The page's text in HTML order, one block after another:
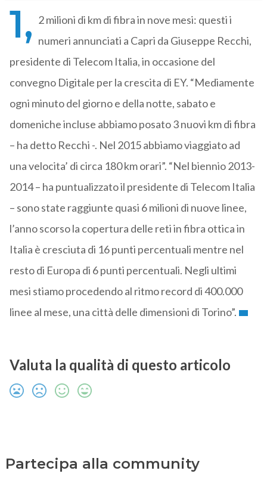
1, 2 milioni di km di fibra in nove mesi: questi i
numeri annunciati a Capri da Giuseppe Recchi,
presidente di Telecom Italia, in occasione del
convegno Digitale per la crescita di EY. “Mediamente
ogni minuto del giorno e della notte, sabato e
domeniche incluse abbiamo posato 3 nuovi km di fibra
– ha detto Recchi -. Nel 2015 abbiamo viaggiato ad
una velocita’ di circa 180 km orari”. “Nel biennio 2013-
2014 – ha puntualizzato il presidente di Telecom Italia
– sono state raggiunte quasi 6 milioni di nuove linee,
l’anno scorso la copertura delle reti in fibra ottica in
Italia è cresciuta di 16 punti percentuali mentre nel
resto di Europa di 6 punti percentuali. Negli ultimi
mesi stiamo procedendo al ritmo record di 400.000
linee al mese, una città delle dimensioni di Torino”.
Valuta la qualità di questo articolo
Partecipa alla community